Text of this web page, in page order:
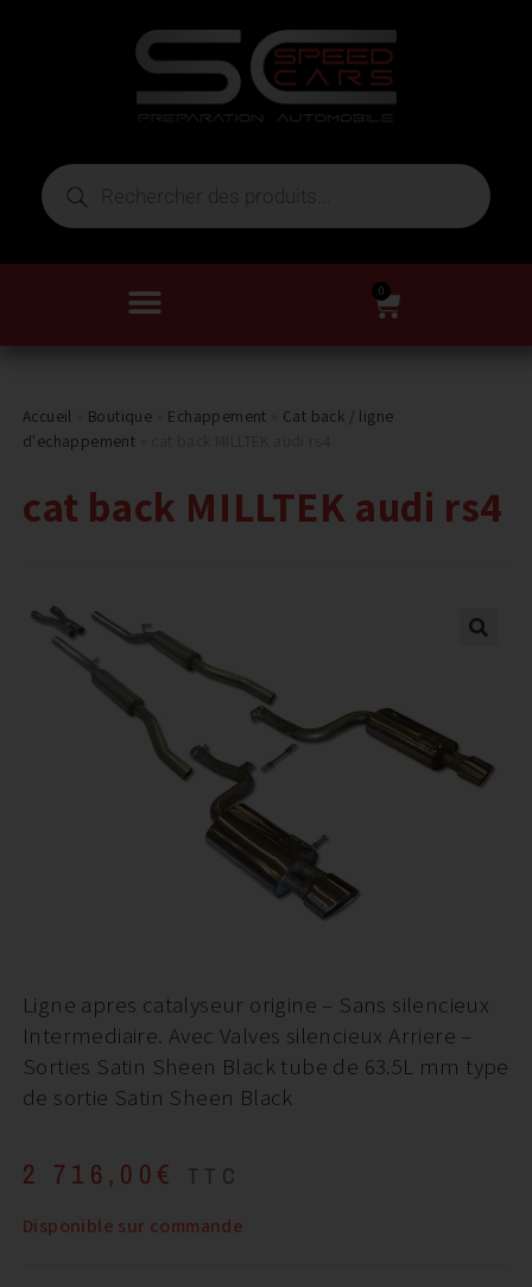
0
Accueil Boutique Echappement
Cat back / ligne
d'echappement
cat back MILLTEK audi rs4
Ligne apres catalyseur origine – Sans silencieux
Intermediaire. Avec Valves silencieux Arriere –
Sorties Satin Sheen Black tube de 63.5L mm type
de sortie Satin Sheen Black
2 716,00 € TTC
Disponible sur commande